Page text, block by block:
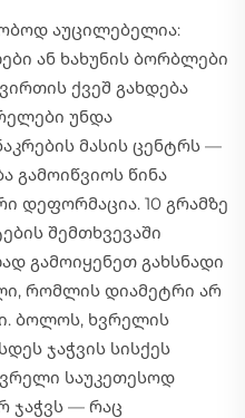
აუცილებელია:
ან ხახუნის ბორბლები
ქვეშ გახდება
უნდა
მასის ცენტრს —
გამოიწვიოს წინა
დეფორმაცია. 10 გრამზე
შემთხვევაში
გამოიყენეთ გახსნადი
რომლის დიამეტრი არ
ბოლოს, ხვრელის
ჯაჭვის სისქეს
საუკეთესოდ
ჯაჭვს — რაც